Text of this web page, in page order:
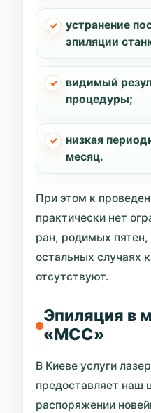
устранение
эпиляции
видимый
процедуры;
низкая
месяц.
При этом к
практически нет
ран, родимых
остальных случаях
отсутствуют.
Эпиляция в
«МСС»
В Киеве услуги
предоставляет
распоряжении